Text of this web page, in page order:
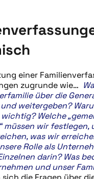
einer
zugrunde wie…
über die
weitergeben?
Welche
müssen wir festlegen,
was wir
Rolle als
darin? Was
und unser